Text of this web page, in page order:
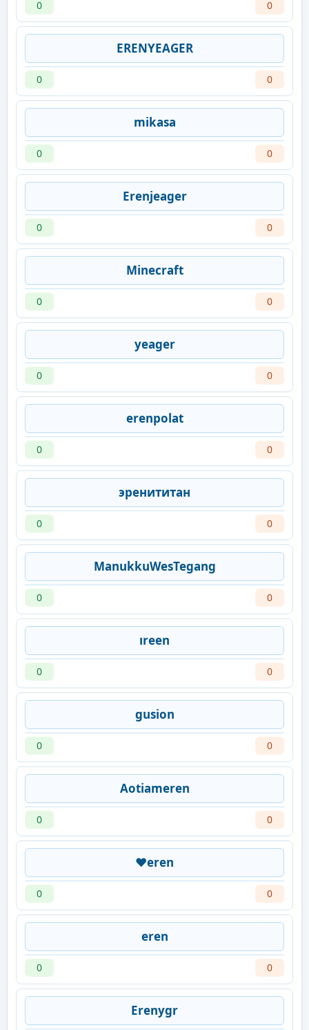
0 0
ERENYEAGER
0 0
mikasa
0 0
Erenjeager
0 0
Minecraft
0 0
yeager
0 0
erenpolat
0 0
эренититан
0 0
ManukkuWesTegang
0 0
ıreen
0 0
gusion
0 0
Aotiameren
0 0
❤️eren
0 0
eren
0 0
Erenygr